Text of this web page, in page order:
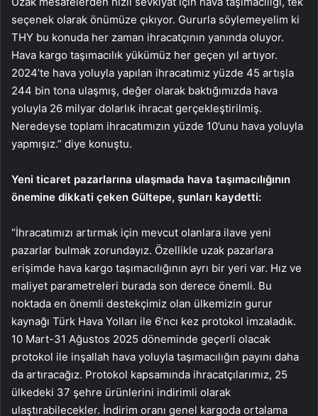
seçenek olarak önümüze çıkıyor. Gururla söylemeyelim ki
THY bu konuda her zaman ihracatçının yanında oluyor.
Hava kargo taşımacılık yükümüz her geçen yıl artıyor.
2024’te hava yoluyla yapılan ihracatımız yüzde 45 artışla
244 bin tona ulaşmış, değer olarak baktığımızda hava
yoluyla 26 milyar dolarlık ihracat gerçekleştirilmiş.
Neredeyse toplam ihracatımızın yüzde 10’unu hava yoluyla
yapmışız.” diye konuştu.
Yeni ticaret pazarlarına ulaşmada hava taşımacılığının
önemine dikkati çeken Gültepe, şunları kaydetti:
“İhracatımızı artırmak için mevcut olanlara ilave yeni
pazarlar bulmak zorundayız. Özellikle uzak pazarlara
erişimde hava kargo taşımacılığının ayrı bir yeri var. Hız ve
maliyet parametreleri burada son derece önemli. Bu
noktada en önemli destekçimiz olan ülkemizin gurur
kaynağı Türk Hava Yolları ile 6’ncı kez protokol imzaladık.
10 Mart-31 Ağustos 2025 döneminde geçerli olacak
protokol ile inşallah hava yoluyla taşımacılığın payını daha
da artıracağız. Protokol kapsamında ihracatçılarımız, 25
ülkedeki 37 şehre ürünlerini indirimli olarak
ulaştırabilecekler. İndirim oranı genel kargoda ortalama